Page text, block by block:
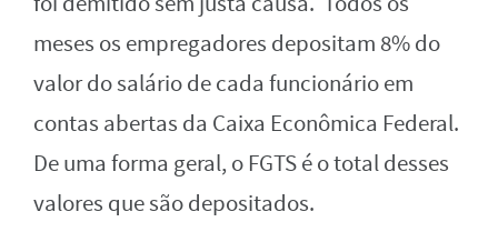
meses os empregadores depositam 8% do
valor do salário de cada funcionário em
contas abertas da Caixa Econômica Federal.
De uma forma geral, o FGTS é o total desses
valores que são depositados.